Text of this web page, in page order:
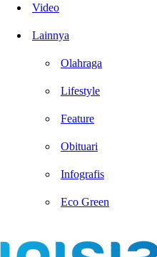
Video
Lainnya
Olahraga
Lifestyle
Feature
Obituari
Infografis
Eco Green